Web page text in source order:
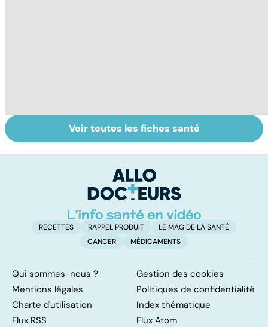
HPV : tout savoir
sur les
Alimentation :
nos assiettes
toxiques ?
Voir toutes les fiches santé
RECETTES RAPPEL PRODUIT
LE MAG DE LA SANTÉ
CANCER
MÉDICAMENTS
Qui sommes-nous ?
Gestion des cookies
Mentions légales
Politiques de confidentialité
Charte d'utilisation
Index thématique
Flux RSS
Flux Atom